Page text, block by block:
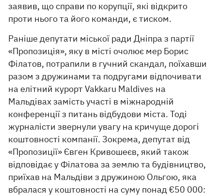
заявив, що справи по корупції, які відкрито
проти нього та його команди, є тиском.
Раніше депутати міської ради Дніпра з партії
«Пропозиція», яку в місті очолює мер Борис
Філатов, потрапили в гучний скандал, поїхавши
разом з дружинами та подругами відпочивати
на елітний курорт Vakkaru Maldives на
Мальдівах замість участі в міжнародній
конференції з питань відбудови міста. Тоді
журналісти звернули увагу на кричуще дорогі
коштовності компанії. Зокрема, депутат від
«Пропозиції» Євген Кривошеєв, який також
відповідає у Філатова за землю та будівництво,
приїхав на Мальдіви з дружиною Ольгою, яка
вбралася у коштовності на суму понад €50 000: